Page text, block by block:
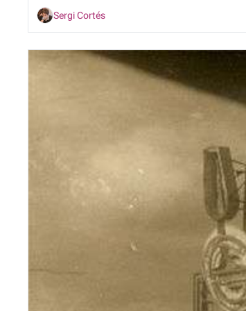
Sergi Cortés